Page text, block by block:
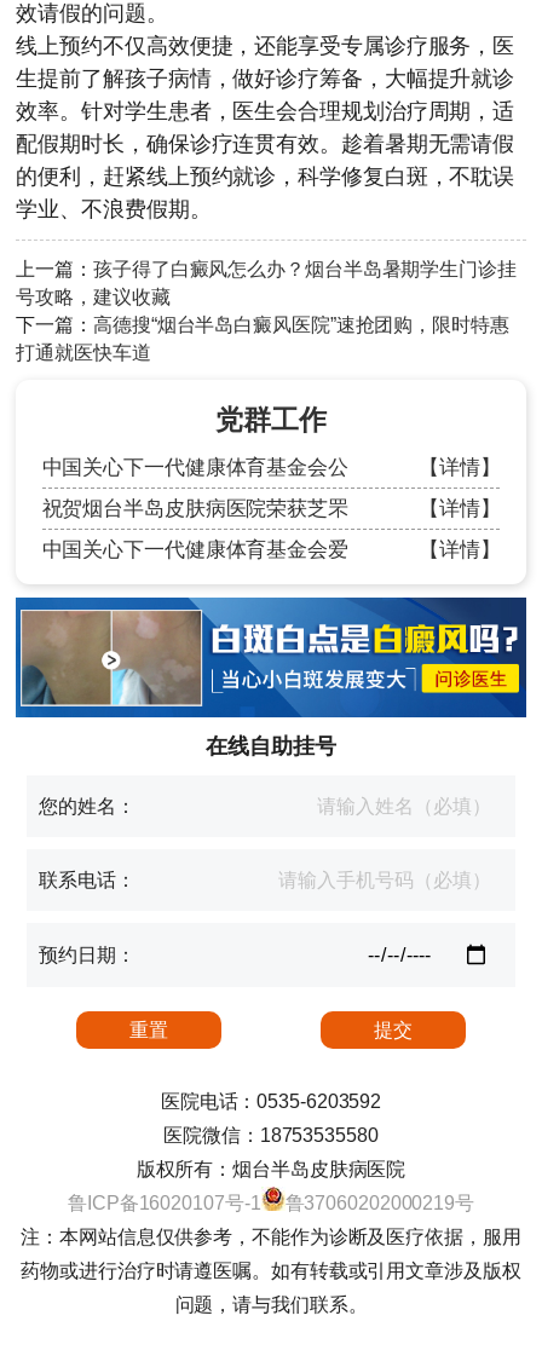
效请假的问题。
线上预约不仅高效便捷，还能享受专属诊疗服务，医
生提前了解孩子病情，做好诊疗筹备，大幅提升就诊
效率。针对学生患者，医生会合理规划治疗周期，适
配假期时长，确保诊疗连贯有效。趁着暑期无需请假
的便利，赶紧线上预约就诊，科学修复白斑，不耽误
学业、不浪费假期。
上一篇：孩子得了白癜风怎么办？烟台半岛暑期学生门诊挂
号攻略，建议收藏
下一篇：高德搜“烟台半岛白癜风医院”速抢团购，限时特惠
打通就医快车道
党群工作
中国关心下一代健康体育基金会公
【详情】
祝贺烟台半岛皮肤病医院荣获芝罘
【详情】
中国关心下一代健康体育基金会爱
【详情】
在线自助挂号
您的姓名：
联系电话：
预约日期：
医院电话：0535-6203592
医院微信：18753535580
版权所有：烟台半岛皮肤病医院
鲁ICP备16020107号-1
鲁37060202000219号
注：本网站信息仅供参考，不能作为诊断及医疗依据，服用
药物或进行治疗时请遵医嘱。如有转载或引用文章涉及版权
问题，请与我们联系。